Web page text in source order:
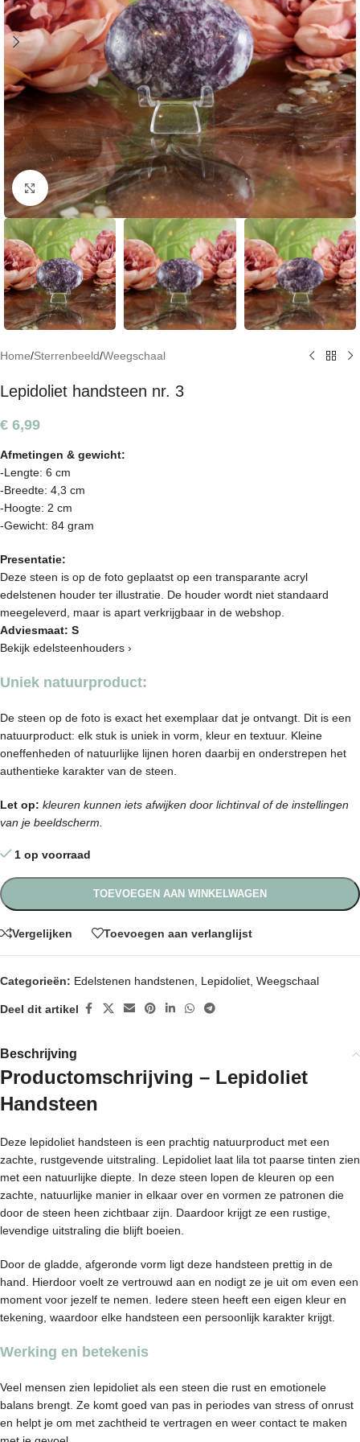
Klik om te vergroten
Home/Sterrenbeeld/Weegschaal
Lepidoliet handsteen nr. 3
€ 6,99
Afmetingen & gewicht:
-Lengte: 6 cm
-Breedte: 4,3 cm
-Hoogte: 2 cm
-Gewicht: 84 gram
Presentatie:
Deze steen is op de foto geplaatst op een transparante acryl
edelstenen houder ter illustratie. De houder wordt niet standaard
meegeleverd, maar is apart verkrijgbaar in de webshop.
Adviesmaat: S
Bekijk edelsteenhouders ›
Uniek natuurproduct:
De steen op de foto is exact het exemplaar dat je ontvangt. Dit is een
natuurproduct: elk stuk is uniek in vorm, kleur en textuur. Kleine
oneffenheden of natuurlijke lijnen horen daarbij en onderstrepen het
authentieke karakter van de steen.
Let op: kleuren kunnen iets afwijken door lichtinval of de instellingen
van je beeldscherm.
1 op voorraad
TOEVOEGEN AAN WINKELWAGEN
Vergelijken Toevoegen aan verlanglijst
Categorieën: Edelstenen handstenen, Lepidoliet, Weegschaal
Deel dit artikel
Beschrijving
Productomschrijving – Lepidoliet
Handsteen
Deze lepidoliet handsteen is een prachtig natuurproduct met een
zachte, rustgevende uitstraling. Lepidoliet laat lila tot paarse tinten zien
met een natuurlijke diepte. In deze steen lopen de kleuren op een
zachte, natuurlijke manier in elkaar over en vormen ze patronen die
door de steen heen zichtbaar zijn. Daardoor krijgt ze een rustige,
levendige uitstraling die blijft boeien.
Door de gladde, afgeronde vorm ligt deze handsteen prettig in de
hand. Hierdoor voelt ze vertrouwd aan en nodigt ze je uit om even een
moment voor jezelf te nemen. Iedere steen heeft een eigen kleur en
tekening, waardoor elke handsteen een persoonlijk karakter krijgt.
Werking en betekenis
Veel mensen zien lepidoliet als een steen die rust en emotionele
balans brengt. Ze komt goed van pas in periodes van stress of onrust
en helpt je om met zachtheid te vertragen en weer contact te maken